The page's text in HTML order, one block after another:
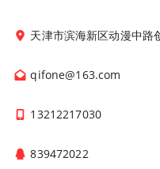
天津市滨海新区动漫中路
qifone@163.com
13212217030
839472022